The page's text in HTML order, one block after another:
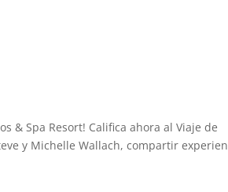
& Spa Resort! Califica ahora al Viaje de
y Michelle Wallach, compartir